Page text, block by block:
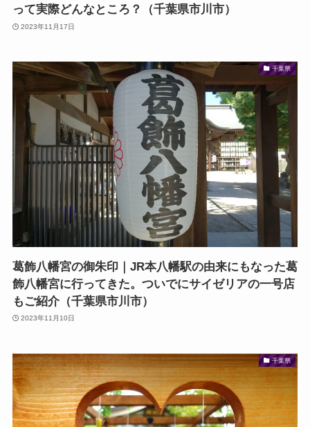
って実際どんなところ？（千葉県市川市）
2023年11月17日
千葉県
葛飾八幡宮の御朱印｜JR本八幡駅の由来にもなった葛
飾八幡宮に行ってきた。ついでにサイゼリアの一号店
もご紹介（千葉県市川市）
2023年11月10日
千葉県